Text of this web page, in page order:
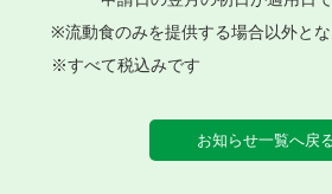
※流動食のみを提供する場合以外と
※すべて税込みです
お知らせ一覧へ戻